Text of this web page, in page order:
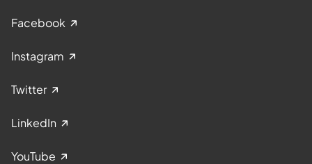
Facebook
Instagram
Twitter
LinkedIn
YouTube